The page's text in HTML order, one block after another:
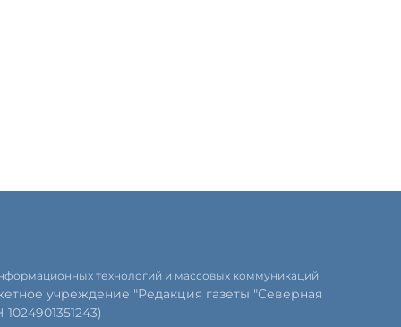
технологий и массовых коммуникаций
учреждение "Редакция газеты "Северная